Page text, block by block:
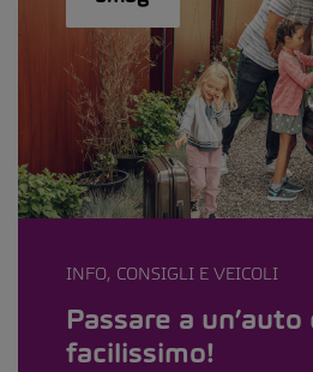
INFO, CONSIGLI E VEICOLI
Passare a
facilissimo!